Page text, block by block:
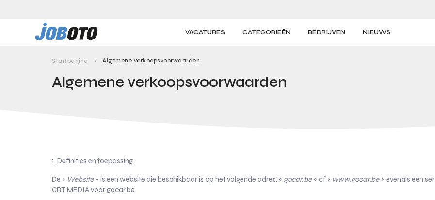
VACATURES CATEGORIEËN BEDRIJVEN NIEUWS
Startpagina Algemene verkoopsvoorwaarden
Algemene verkoopsvoorwaarden
1. Definities en toepassing
De « Website» is een website die beschikbaar is op het volgende adres: « gocar.be» of « www.gocar.be» evenals een
CRT MEDIA voor gocar.be.